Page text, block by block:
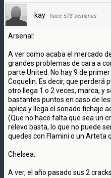
kay · hace 573 semanas
Arsenal:
A ver como acaba el mercado
grandes problemas de cara a
parte United. No hay 9 de
Coquelin. Es decir, que perderá
otro llega 1 o 2 veces, marca, y
bastantes puntos en caso de
aplica y llega el sonado fichaje
(Que no hace falta que sea un
relevo basta, lo que no puede
quedes con Flamini o un Arteta
Chelsea:
A ver, el año pasado sus 2